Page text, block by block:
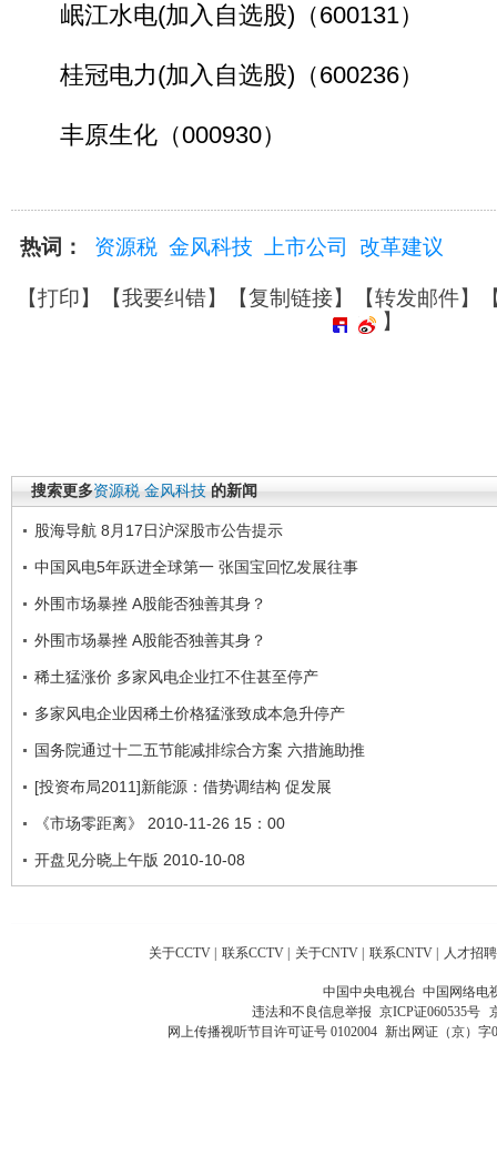
岷江水电(加入自选股)（600131）
桂冠电力(加入自选股)（600236）
丰原生化（000930）
热词： 资源税 金风科技 上市公司 改革建议
【打印】【我要纠错】【复制链接】【转发邮件】
】
搜索更多资源税 金风科技 的新闻
股海导航 8月17日沪深股市公告提示
中国风电5年跃进全球第一 张国宝回忆发展往事
外围市场暴挫 A股能否独善其身？
外围市场暴挫 A股能否独善其身？
稀土猛涨价 多家风电企业扛不住甚至停产
多家风电企业因稀土价格猛涨致成本急升停产
国务院通过十二五节能减排综合方案 六措施助推
[投资布局2011]新能源：借势调结构 促发展
《市场零距离》 2010-11-26 15：00
开盘见分晓上午版 2010-10-08
关于CCTV 联系CCTV 关于CNTV 联系CNTV 人才招聘
中国中央电视台 中国网络电
违法和不良信息举报 京ICP证060535号
网上传播视听节目许可证号 0102004 新出网证（京）